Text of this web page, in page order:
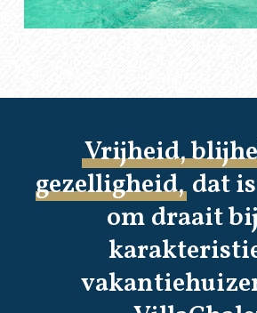
Vrijheid,
gezelligheid,dat
om draait